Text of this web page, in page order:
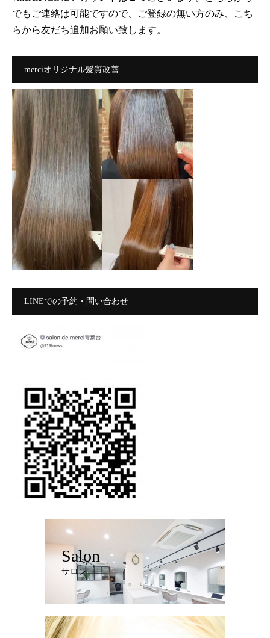
でもご連絡は可能ですので、ご登録の無い方のみ、こち
らから友だち追加お願い致します。
merciオリジナル髪質改善
LINEでの予約・問い合わせ
Salon
サロン